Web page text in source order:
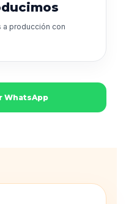
a producción con
WhatsApp